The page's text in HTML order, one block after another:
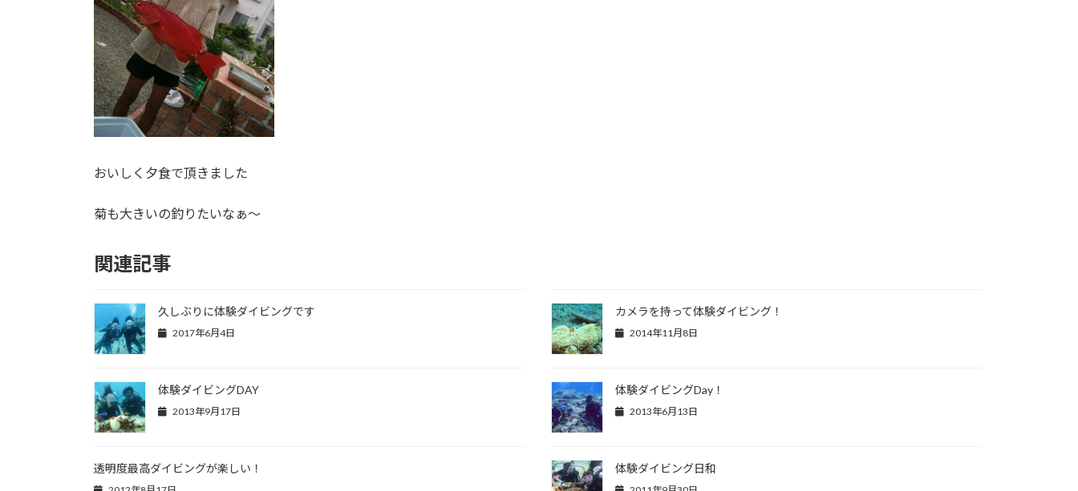
おいしく夕食で頂きました
菊も大きいの釣りたいなぁ～
関連記事
久しぶりに体験ダイビングです
2017年6月4日
カメラを持って体験ダイビング！
2014年11月8日
体験ダイビングDAY
2013年9月17日
体験ダイビングDay！
2013年6月13日
透明度最高ダイビングが楽しい！ 体験ダイビング日和